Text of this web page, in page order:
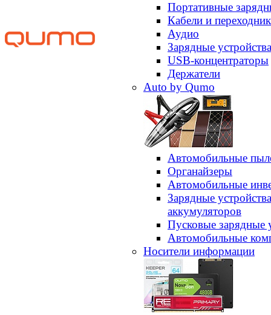
Портативные
Кабели и
Аудио
Зарядные устройства
USB-концентраторы
Держатели
Auto by Qumo
Автомобильные
Органайзеры
Автомобильные
Зарядные
аккумуляторов
Пусковые зарядные
Автомобильные
Носители информации